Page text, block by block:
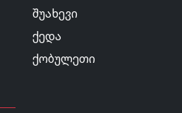
შუახევი
ქედა
ქობულეთი